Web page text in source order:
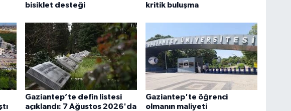
bisiklet desteği
kritik buluşma
Gaziantep’te defin listesi
açıklandı: 7 Ağustos 2026'da
Gaziantep'te öğrenci
olmanın maliyeti